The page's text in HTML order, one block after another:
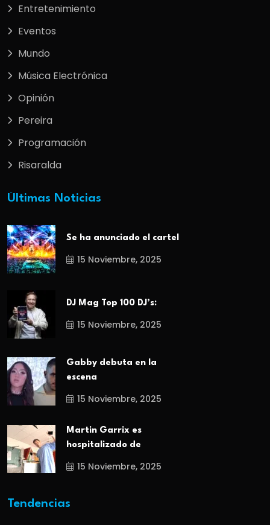
Entretenimiento
Eventos
Mundo
Música Electrónica
Opinión
Pereira
Programación
Risaralda
Últimas Noticias
Se ha anunciado el cartel
15 Noviembre, 2025
DJ Mag Top 100 DJ’s:
15 Noviembre, 2025
Gabby debuta en la
escena
15 Noviembre, 2025
Martin Garrix es
hospitalizado de
15 Noviembre, 2025
Tendencias